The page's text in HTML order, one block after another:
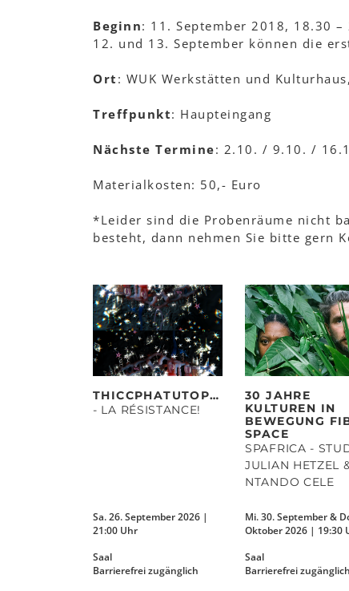
Beginn: 11. September 2018, 18.30
12. und 13. September können die
Ort : WUK Werkstätten und
Treffpunkt: Haupteingang
Nächste Termine: 2.10. / 9.10. /
Materialkosten: 50,- Euro
*Leider sind die Probenräume nicht
besteht, dann nehmen Sie bitte gern
THICCPHATUTOPIAS
- LA RÉSISTANCE!
Sa. 26. September 2026 |
21:00 Uhr
Saal
Barrierefrei zugänglich
30 JAHRE
KULTUREN IN
BEWEGUNG
SPACE
SPAFRICA -
JULIAN HETZEL
NTANDO CELE
Mi. 30. September &
Oktober 2026 | 19:30
Saal
Barrierefrei zugänglich